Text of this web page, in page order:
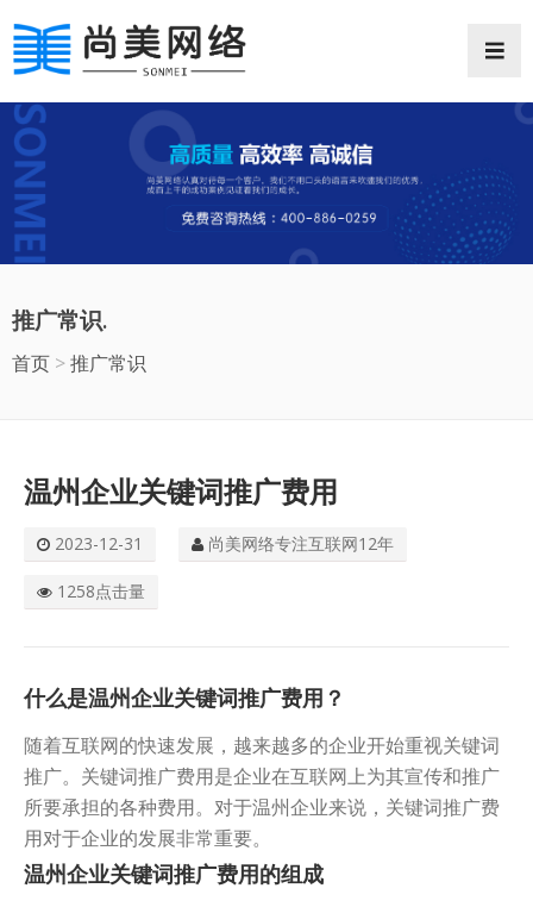
网站首页
网站案例
推广常识
抖音推广
关于我们
推广常识.
首页 >推广常识
温州企业关键词推广费用
2023-12-31 尚美网络专注互联网12年
1258点击量
什么是温州企业关键词推广费用？
随着互联网的快速发展，越来越多的企业开始重视关键词
推广。关键词推广费用是企业在互联网上为其宣传和推广
所要承担的各种费用。对于温州企业来说，关键词推广费
用对于企业的发展非常重要。
温州企业关键词推广费用的组成